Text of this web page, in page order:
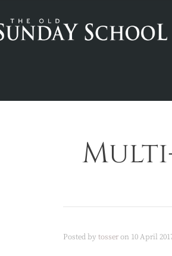
Posted by tosseron 10 April